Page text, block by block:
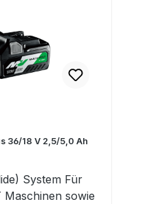
36/18 V 2,5/5,0 Ah
System Für
Maschinen sowie